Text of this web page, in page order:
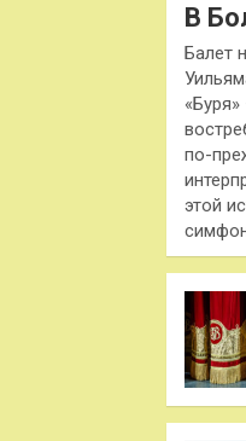
В
Балет
по-
этой